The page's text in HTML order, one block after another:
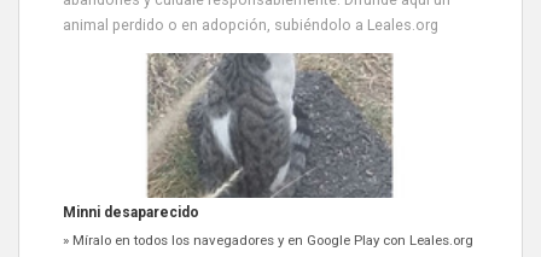
animal perdido o en adopción, subiéndolo a Leales.org
Minni desaparecido
» Míralo en todos los navegadores y en Google Play con Leales.org